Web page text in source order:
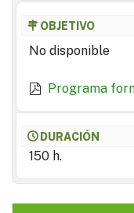
OBJETIVO
No disponible
Programa
DURACIÓN
150 h.